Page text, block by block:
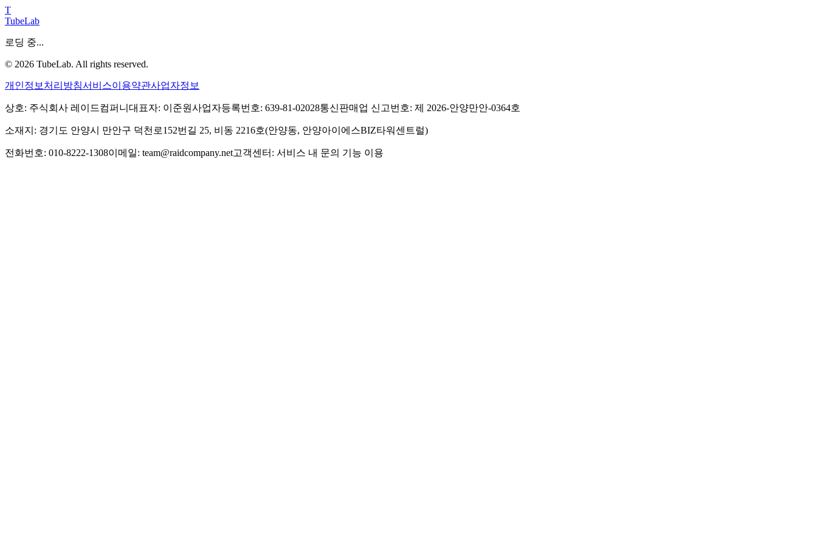
T
TubeLab
로딩 중...
© 2026 TubeLab. All rights reserved.
개인정보처리방침서비스이용약관사업자정보
상호: 주식회사 레이드컴퍼니 대표자: 이준원사업자등록번호: 639-81-02028통신판매업 신고번호: 제 2026-안양만안-0364호
소재지: 경기도 안양시 만안구 덕천로152번길 25, 비동 2216호(안양동, 안양아이에스BIZ타워센트럴)
전화번호: 010-8222-1308이메일: team@raidcompany.net고객센터: 서비스 내 문의 기능 이용